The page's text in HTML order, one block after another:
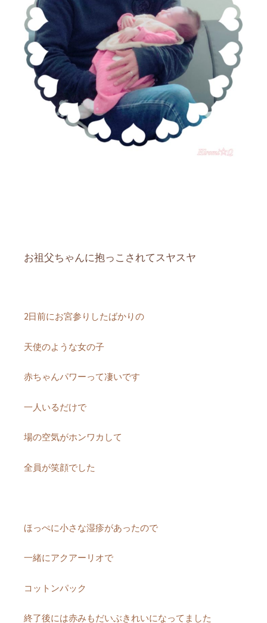
お祖父ちゃんに抱っこされてスヤスヤ
2日前にお宮参りしたばかりの
天使のような女の子
赤ちゃんパワーって凄いです
一人いるだけで
場の空気がホンワカして
全員が笑顔でした
ほっぺに小さな湿疹があったので
一緒にアクアーリオで
コットンパック
終了後には赤みもだいぶきれいになってました